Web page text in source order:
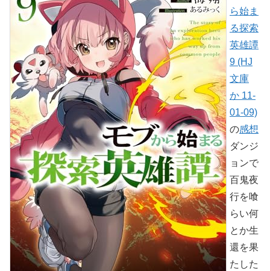
ら始ま
る探索
英雄譚
9 (HJ
文庫
か 11-
01-09)
の感想
ダンジ
ョンで
百鬼夜
行を喰
らい何
とか生
還を果
たした